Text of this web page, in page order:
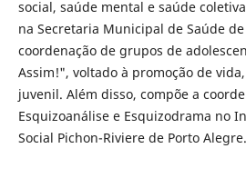
social, saúde mental e saúde
na Secretaria Municipal de Saúde
coordenação de grupos de
Assim!", voltado à promoção de
juvenil. Além disso, compõe a
Esquizoanálise e Esquizodrama no
Social Pichon-Riviere de Porto Alegre.